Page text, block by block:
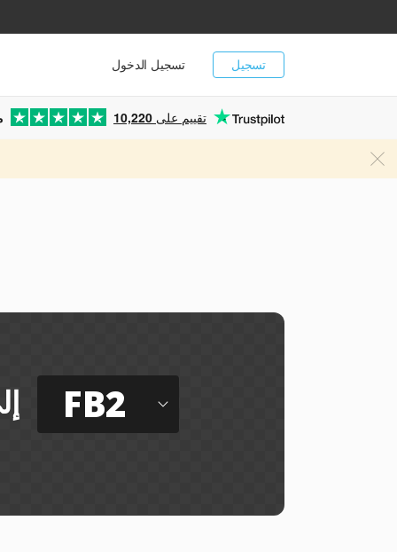
تسجيل تسجيل الدخول
10,220 تقييم على
FB2